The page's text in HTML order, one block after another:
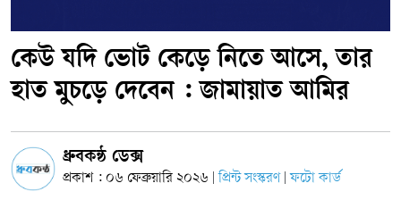
কেউ যদি ভোট কেড়ে নিতে আসে, তার
হাত মুচড়ে দেবেন : জামায়াত আমির
ধ্রুবকন্ঠ ডেক্স
প্রকাশ : ০৬ ফেব্রুয়ারি ২০২৬ প্রিন্ট সংস্করণ ফটো কার্ড